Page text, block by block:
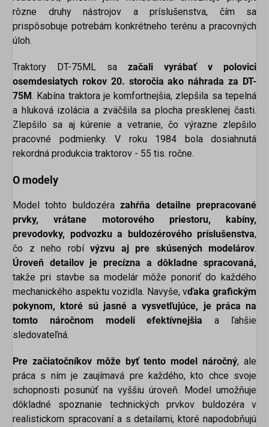
rôzne druhy nástrojov a príslušenstva, čím sa
prispôsobuje potrebám konkrétneho terénu a pracovných
úloh.
Traktory DT-75ML sa začali vyrábať v polovici
osemdesiatych rokov 20. storočia ako náhrada za DT-
75M. Kabína traktora je komfortnejšia, zlepšila sa tepelná
a hluková izolácia a zväčšila sa plocha presklenej časti.
Zlepšilo sa aj kúrenie a vetranie, čo výrazne zlepšilo
pracovné podmienky. V roku 1984 bola dosiahnutá
rekordná produkcia traktorov - 55 tis. ročne.
O modely
Model tohto buldozérazahŕňa detailne prepracované
prvky, vrátane motorového priestoru, kabíny,
prevodovky, podvozku a buldozérového príslušenstva,
čo z neho robí výzvu aj pre skúsených modelárov.
Úroveň detailov je precízna a dôkladne spracovaná,
takže pri stavbe sa modelár môže ponoriť do každého
mechanického aspektu vozidla. Navyše, vďaka grafickým
pokynom, ktoré sú jasné a vysvetľujúce, je práca na
tomto náročnom modeli efektívnejšia a ľahšie
sledovateľná.
Pre začiatočníkov môže byť tento model náročný, ale
práca s ním je zaujímavá pre každého, kto chce svoje
schopnosti posunúť na vyššiu úroveň. Model umožňuje
dôkladné spoznanie technických prvkov buldozéra v
realistickom spracovaní a s detailami, ktoré napodobňujú